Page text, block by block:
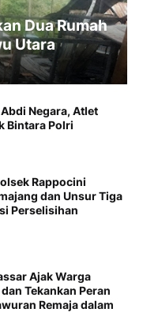
Dua Rumah
Utara
Negara, Atlet
Bintara Polri
Rappocini
dan Unsur Tiga
Perselisihan
Ajak Warga
Tekankan Peran
Remaja dalam